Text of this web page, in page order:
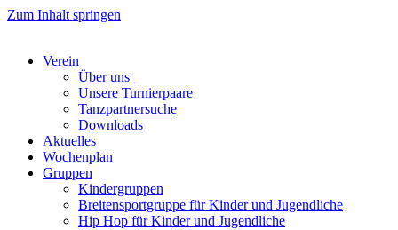
Zum Inhalt springen
Verein
Über uns
Unsere Turnierpaare
Tanzpartnersuche
Downloads
Aktuelles
Wochenplan
Gruppen
Kindergruppen
Breitensportgruppe für Kinder und Jugendliche
Hip Hop für Kinder und Jugendliche​